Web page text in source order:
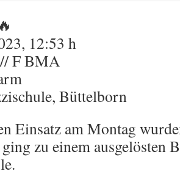
12:53 h
F BMA
Büttelborn
Einsatz am Montag
zu einem ausgelösten